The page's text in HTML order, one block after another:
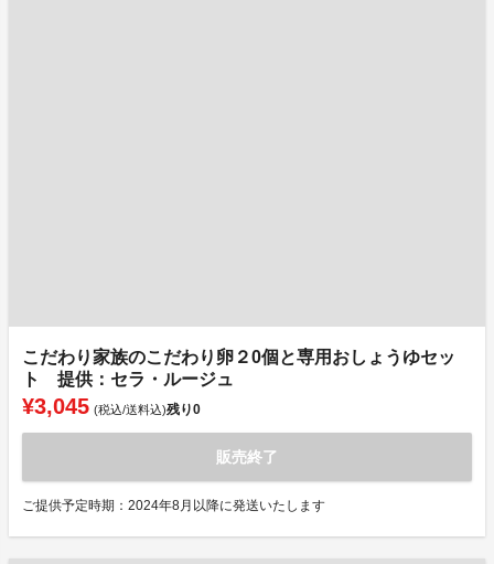
こだわり家族のこだわり卵２0個と専用おしょうゆセッ
ト 提供：セラ・ルージュ
¥3,045 (税込/送料込)残り0
販売終了
ご提供予定時期：2024年8月以降に発送いたします